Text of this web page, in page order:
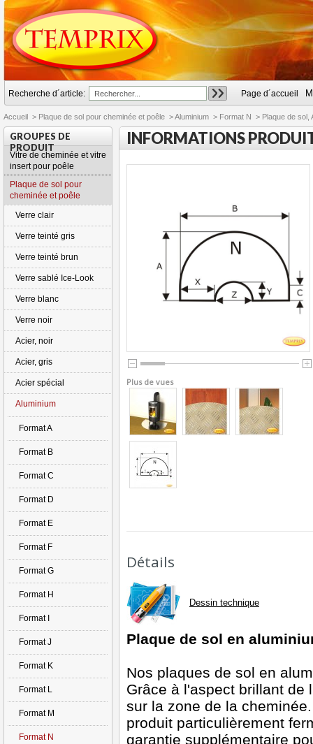
Recherche d´article: Page d´accueil
Accueil > Plaque de sol pour cheminée et poêle >Aluminium > Format N > Plaque de sol,
INFORMATIONS
Plus de vues
Détails
Dessin technique
Plaque de sol en
Nos plaques de sol en
Grâce à l'aspect brillant de
sur la zone de la
produit particulièrement
garantie supplémentaire
GROUPES DE
PRODUIT
Vitre de cheminée et vitre
insert pour poêle
Plaque de sol pour
cheminée et poêle
Verre clair
Verre teinté gris
Verre teinté brun
Verre sablé Ice-Look
Verre blanc
Verre noir
Acier, noir
Acier, gris
Acier spécial
Aluminium
Format A
Format B
Format C
Format D
Format E
Format F
Format G
Format H
Format I
Format J
Format K
Format L
Format M
Format N